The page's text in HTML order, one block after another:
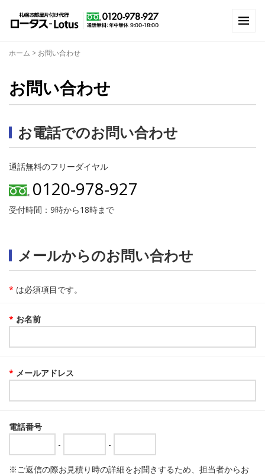
ホーム > お問い合わせ
お問い合わせ
お電話でのお問い合わせ
通話無料のフリーダイヤル
0120-978-927
受付時間：9時から18時まで
メールからのお問い合わせ
* は必須項目です。
* お名前
* メールアドレス
電話番号
-
-
※ご返信の際お見積り時の詳細をお聞きするため、担当者からお